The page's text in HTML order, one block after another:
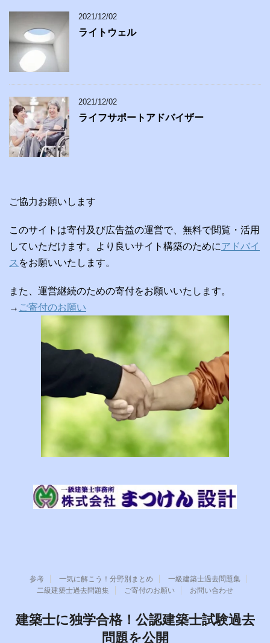
2021/12/02
ライトウェル
2021/12/02
ライフサポートアドバイザー
ご協力お願いします
このサイトは寄付及び広告益の運営で、無料で閲覧・活用
していただけます。より良いサイト構築のためにアドバイ
ス をお願いいたします。
また、運営継続のための寄付をお願いいたします。
→ ご寄付のお願い
参考 一気に解こう！分野別まとめ
一級建築士過去問題集
二級建築士過去問題集
ご寄付のお願い お問い合わせ
建築士に独学合格！公認建築士試験過去
問題を公開